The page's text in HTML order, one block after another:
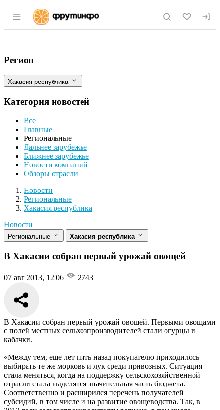
Раздел навигации по сайту fruitinfo.ru
В Хакасии собран первый урожай
Фильтры
Регион
Хакасия республика
Категория новостей
Все
Главные
Региональные
Дальнее зарубежье
Ближнее зарубежье
Новости компаний
Обзоры отрасли
Новости
Разделы
Новости
Региональные
Хакасия республика
Новости
Региональные Хакасия республика
В Хакасии собран первый урожай овощей
07 авг 2013, 12:06 2743
В Хакасии собран первый урожай овощей. Первыми овощами
с полей местных сельхозпроизводителей стали огурцы и
кабачки.
«Между тем, еще лет пять назад покупателю приходилось
выбирать те же морковь и лук среди привозных. Ситуация
стала меняться, когда на поддержку сельскохозяйственной
отрасли стала выделятся значительная часть бюджета.
Соответственно и расширился перечень получателей
субсидий, в том числе и на развитие овощеводства. Так, в